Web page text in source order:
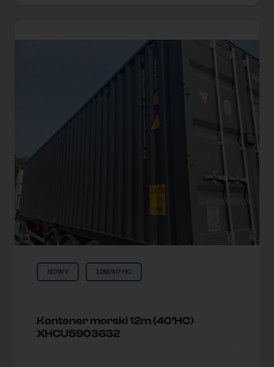
NOWY 12M/40'HC
Kontener morski 12m (40’HC)
XHCU5903632